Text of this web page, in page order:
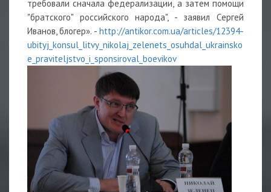
требовали сначала федерализации, а затем помощи
"братского" российского народа", - заявил Сергей
Иванов, блогер». - http://antikor.com.ua/articles/12394-
ubityj_konsul_litvy_nikolaj_zelenets_osuhdal_ukrainsko
e_praviteljstvo_i_sponsiroval_boevikov